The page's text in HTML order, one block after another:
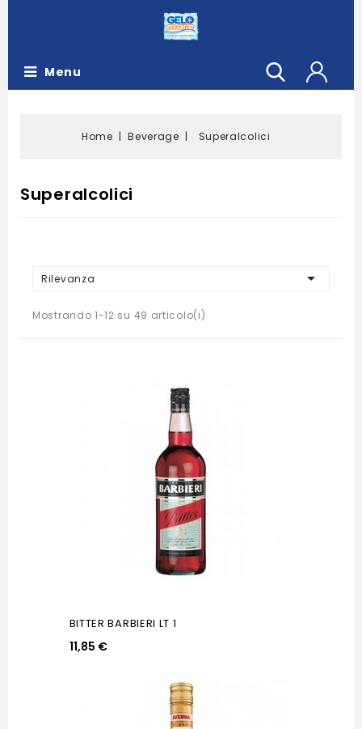
Menu
Home Beverage Superalcolici
Superalcolici
Rilevanza 
Mostrando 1-12 su 49 articolo(i)
BITTER BARBIERI LT 1
11,85 €